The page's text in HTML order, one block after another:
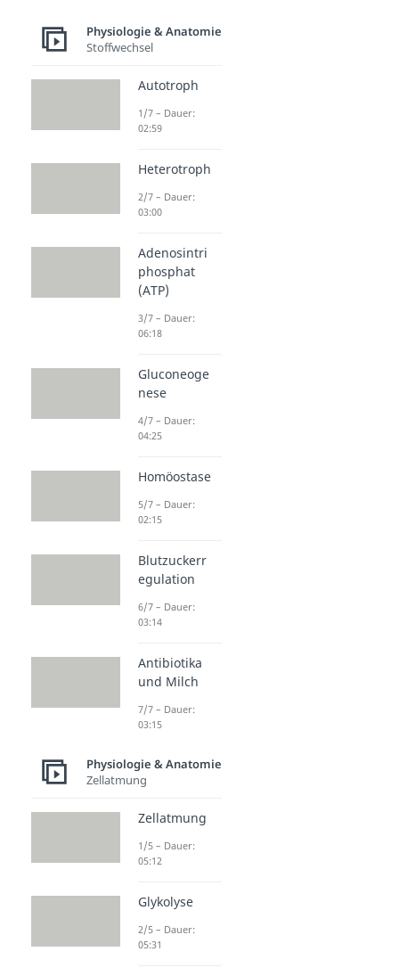
Physiologie & Anatomie
Stoffwechsel
Autotroph
1/7 – Dauer:
02:59
Heterotroph
2/7 – Dauer:
03:00
Adenosintri
phosphat
(ATP)
3/7 – Dauer:
06:18
Gluconeoge
nese
4/7 – Dauer:
04:25
Homöostase
5/7 – Dauer:
02:15
Blutzuckerr
egulation
6/7 – Dauer:
03:14
Antibiotika
und Milch
7/7 – Dauer:
03:15
Physiologie & Anatomie
Zellatmung
Zellatmung
1/5 – Dauer:
05:12
Glykolyse
2/5 – Dauer:
05:31